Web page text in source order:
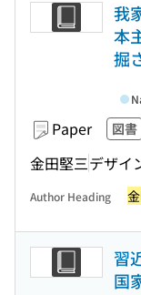
我
本
掘
Paper 図書
金田堅三デザイ
Author Heading
習
国